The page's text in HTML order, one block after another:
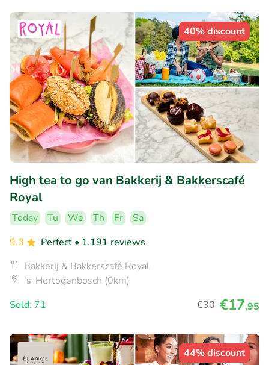
40% discount
High tea to go van Bakkerij & Bakkerscafé
Royal
Today Tu We Th Fr
Sa
9.3
Perfect • 1.191 reviews
Bakkerij & Bakkerscafé Royal
's-Hertogenbosch (0km)
Sold: 71
€30 €17,95
44% discount